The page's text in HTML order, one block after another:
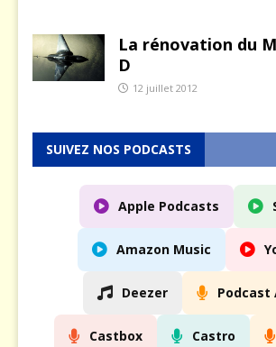
La rénovation du
D
12 juillet 2012
SUIVEZ NOS PODCASTS
Apple Podcasts
Amazon Music
Deezer Podcast
Castbox Castro